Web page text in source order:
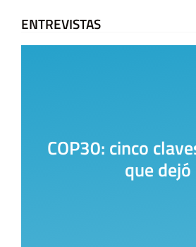
ENTREVISTAS
COP30: cinco
que dejó